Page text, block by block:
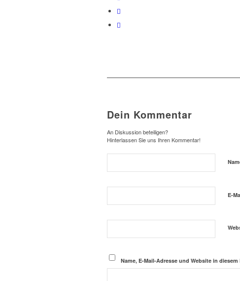
Dein Kommentar
An Diskussion beteiligen?
Hinterlassen Sie uns Ihren Kommentar!
E-
Name, E-Mail-Adresse und Website in